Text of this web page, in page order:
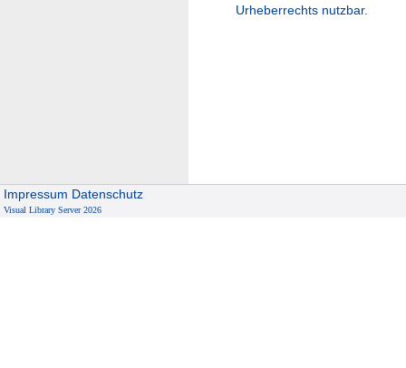
Urheberrechts nutzbar.
Impressum Datenschutz
Visual Library Server 2026